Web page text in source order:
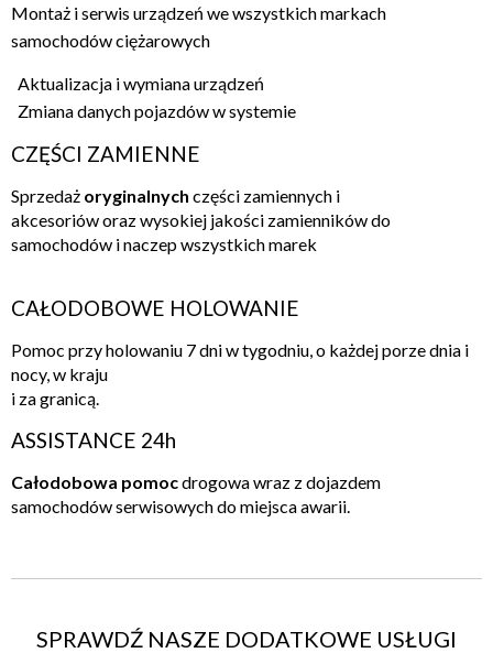
Montaż i serwis urządzeń we wszystkich markach
samochodów ciężarowych
Aktualizacja i wymiana urządzeń
Zmiana danych pojazdów w systemie
CZĘŚCI ZAMIENNE
Sprzedaż oryginalnych części zamiennych i
akcesoriów oraz wysokiej jakości zamienników do
samochodów i naczep wszystkich marek
CAŁODOBOWE HOLOWANIE
Pomoc przy holowaniu 7 dni w tygodniu, o każdej porze dnia i
nocy, w kraju
i za granicą.
ASSISTANCE 24h
Całodobowa pomocdrogowa wraz z dojazdem
samochodów serwisowych do miejsca awarii.
SPRAWDŹ NASZE DODATKOWE USŁUGI